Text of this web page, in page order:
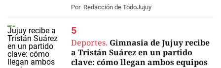
Por Redacción de TodoJujuy
Deportes. Gimnasia de Jujuy recibe
a Tristán Suárez en un partido
clave: cómo llegan ambos equipos